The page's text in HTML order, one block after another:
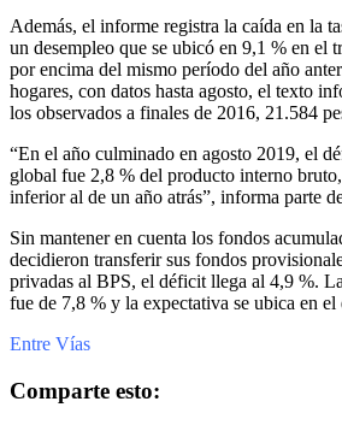
Además, el informe registra la caída en la
un desempleo que se ubicó en 9,1 % en el
por encima del mismo período del año
hogares, con datos hasta agosto, el texto
los observados a finales de 2016, 21.584
“En el año culminado en agosto 2019, el
global fue 2,8 % del producto interno
inferior al de un año atrás”, informa parte
Sin mantener en cuenta los fondos
decidieron transferir sus fondos
privadas al BPS, el déficit llega al 4,9 %.
fue de 7,8 % y la expectativa se ubica en
Entre Vías
Comparte esto: